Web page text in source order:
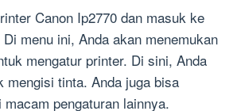
Canon Ip2770 dan masuk ke
menu ini, Anda akan menemukan
mengatur printer. Di sini, Anda
mengisi tinta. Anda juga bisa
pengaturan lainnya.